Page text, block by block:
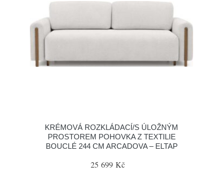
KRÉMOVÁ ROZKLÁDACÍ/S ÚLOŽNÝM
PROSTOREM POHOVKA Z TEXTILIE
BOUCLÉ 244 CM ARCADOVA – ELTAP
25 699 Kč